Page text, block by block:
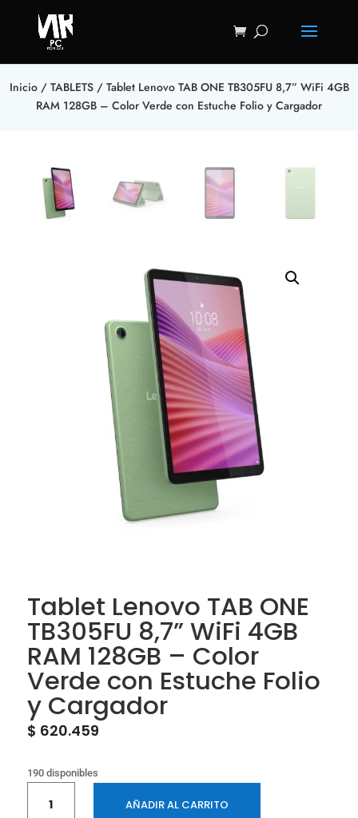
Inicio/ TABLETS/ Tablet Lenovo TAB ONE TB305FU 8,7” WiFi 4GB
RAM 128GB – Color Verde con Estuche Folio y Cargador
Tablet Lenovo TAB ONE
TB305FU 8,7” WiFi 4GB
RAM 128GB – Color
Verde con Estuche Folio
y Cargador
$ 620.459
190 disponibles
Lenovo
AÑADIR AL CARRITO